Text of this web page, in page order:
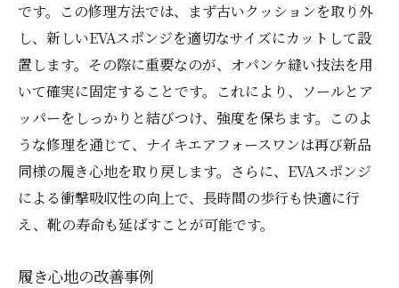
です。この修理方法では、まず古いクッションを取り外
し、新しいEVAスポンジを適切なサイズにカットして設
置します。その際に重要なのが、オパンケ縫い技法を用
いて確実に固定することです。これにより、ソールとア
ッパーをしっかりと結びつけ、強度を保ちます。このよ
うな修理を通じて、ナイキエアフォースワンは再び新品
同様の履き心地を取り戻します。さらに、EVAスポンジ
による衝撃吸収性の向上で、長時間の歩行も快適に行
え、靴の寿命も延ばすことが可能です。
履き心地の改善事例